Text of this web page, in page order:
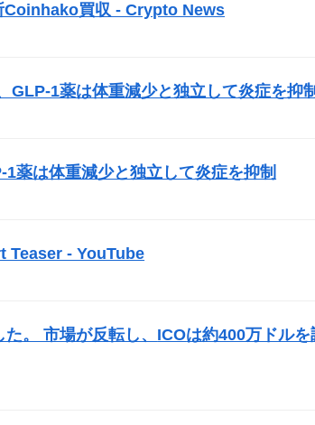
Coinhako買収 - Crypto News
GLP-1薬は体重減少と独立して炎症を抑
薬は体重減少と独立して炎症を抑制
Teaser - YouTube
。 市場が反転し、 ICOは約400万ドルを